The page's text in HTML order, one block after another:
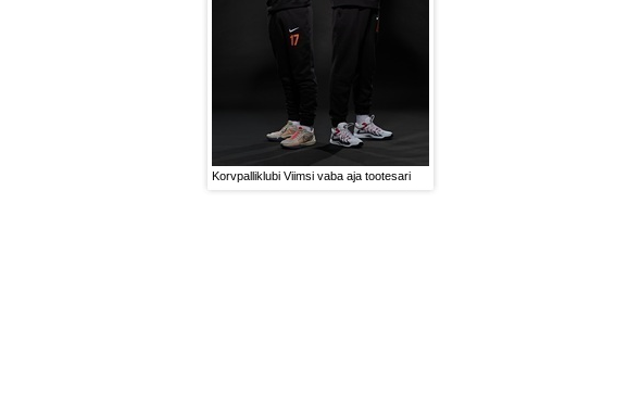
Korvpalliklubi Viimsi vaba aja tootesari